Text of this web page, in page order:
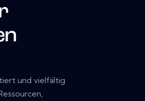
und vielfältig